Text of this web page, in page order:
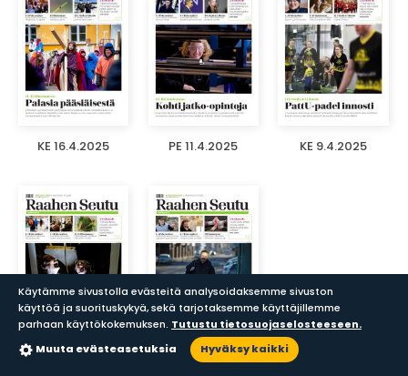
Haku
KE 16.4.2025 PE 11.4.2025 KE 9.4.2025
KE 2.4.2025
Käytämme sivustolla evästeitä analysoidaksemme sivuston
käyttöä ja suorituskykyä, sekä tarjotaksemme käyttäjillemme
parhaan käyttökokemuksen. Tutustu tietosuojaselosteeseen.
Muuta evästeasetuksia
Hyväksy kaikki